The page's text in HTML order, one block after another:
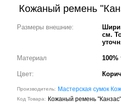
Кожаный ремень
Размеры внешние:
см.
Материал 100%
Цвет:
Производитель: Мастерская сумок
Код Товара: Кожаный ремень